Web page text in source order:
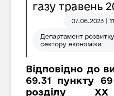
газу травень
07.06.2023 |
Департамент
сектору економіки
Відповідно до
69.31 пункту
розділу XX